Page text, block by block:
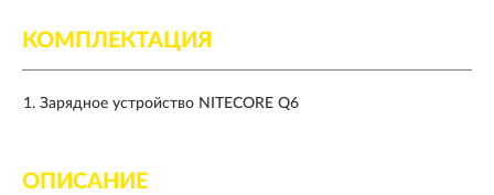
КОМПЛЕКТАЦИЯ
Зарядное устройство NITECORE Q6
ОПИСАНИЕ